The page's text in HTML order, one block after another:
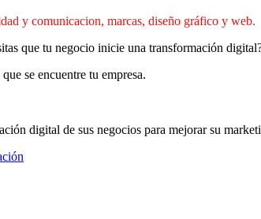
y comunicacion, marcas, diseño gráfico y web.
que tu negocio inicie una transformación
se encuentre tu empresa.
digital de sus negocios para mejorar su